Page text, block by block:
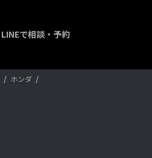
LINEで相談・予約
ホンダ